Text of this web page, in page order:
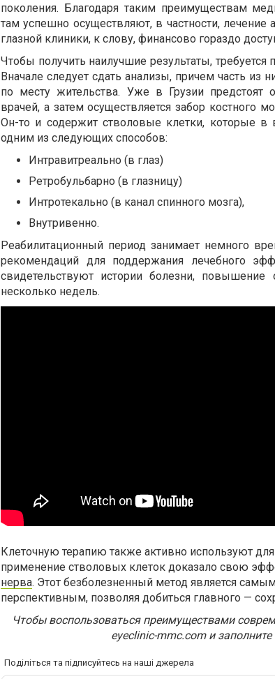
поколения. Благодаря таким преимуществам
там успешно осуществляют, в частности,
глазной клиники, к слову, финансово гораздо
Чтобы получить наилучшие результаты,
Вначале следует сдать анализы, причем часть из
по месту жительства. Уже в Грузии предстоят
врачей, а затем осуществляется забор костного
Он-то и содержит стволовые клетки, которые в
одним из следующих способов:
Интравитреально (в глаз)
Ретробульбарно (в глазницу)
Интротекально (в канал спинного мозга),
Внутривенно.
Реабилитационный период занимает немного
рекомендаций для поддержания лечебного
свидетельствуют истории болезни, повышение
несколько недель.
Клеточную терапию также активно используют
применение стволовых клеток доказало свою
нерва. Этот безболезненный метод является
перспективным, позволяя добиться главного —
Чтобы воспользоваться преимуществами
eyeclinic-mmc.com и
Поділіться та підписуйтесь на наші джерела